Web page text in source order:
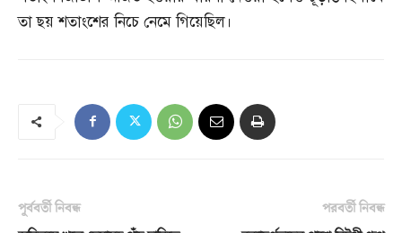
তা ছয় শতাংশের নিচে নেমে গিয়েছিল।
পূর্ববর্তী নিবন্ধ
পরবর্তী নিবন্ধ